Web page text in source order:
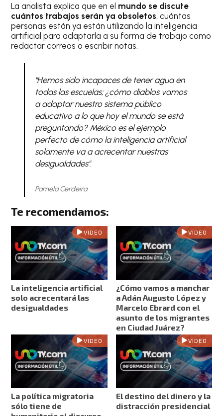
La analista explica que en el mundo se discute
cuántos trabajos serán ya obsoletos, cuántas
personas están ya están utilizando la inteligencia
artificial para adaptarla a su forma de trabajo como
redactar correos o escribir notas.
"Hemos sido incapaces de tener agua en
todas las escuelas; ¿cómo diablos vamos
a adaptar nuestro sistema público
educativo a lo que hoy el mundo se está
preguntando? México es el ejemplo
perfecto de cómo la inteligencia artificial
solamente va a acrecentar nuestras
desigualdades".
Pamela Cerdeira
Te recomendamos:
VIDEO
La inteligencia artificial
solo acrecentará las
desigualdades
VIDEO
¿Cómo vamos a manchar
a Adán Augusto López y
Marcelo Ebrard con el
asunto de los migrantes
en Ciudad Juárez?
VIDEO
La política migratoria
sólo tiene de
VIDEO
El destino del dinero y la
distracción presidencial